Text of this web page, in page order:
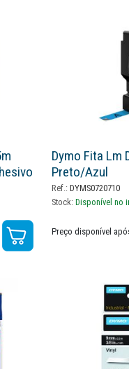
Dymo Fita Lm
Preto/azul
Ref.: DYMS0720710
Stock:Disponível no
Preço disponível